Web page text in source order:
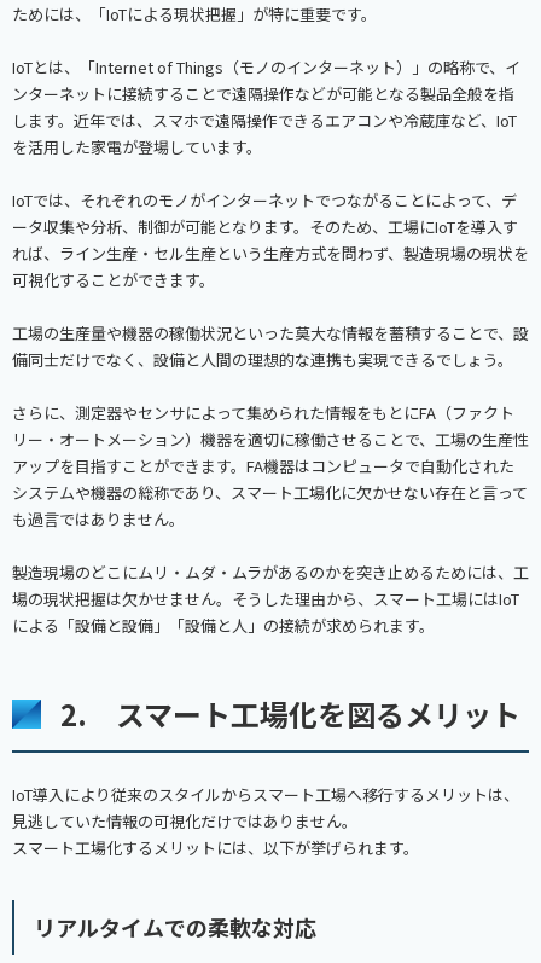
ためには、「IoTによる現状把握」が特に重要です。
IoTとは、「Internet of Things（モノのインターネット）」の略称で、イ
ンターネットに接続することで遠隔操作などが可能となる製品全般を指
します。近年では、スマホで遠隔操作できるエアコンや冷蔵庫など、IoT
を活用した家電が登場しています。
IoTでは、それぞれのモノがインターネットでつながることによって、デ
ータ収集や分析、制御が可能となります。そのため、工場にIoTを導入す
れば、ライン生産・セル生産という生産方式を問わず、製造現場の現状を
可視化することができます。
工場の生産量や機器の稼働状況といった莫大な情報を蓄積することで、設
備同士だけでなく、設備と人間の理想的な連携も実現できるでしょう。
さらに、測定器やセンサによって集められた情報をもとにFA（ファクト
リー・オートメーション）機器を適切に稼働させることで、工場の生産性
アップを目指すことができます。FA機器はコンピュータで自動化された
システムや機器の総称であり、スマート工場化に欠かせない存在と言って
も過言ではありません。
製造現場のどこにムリ・ムダ・ムラがあるのかを突き止めるためには、工
場の現状把握は欠かせません。そうした理由から、スマート工場にはIoT
による「設備と設備」「設備と人」の接続が求められます。
2. スマート工場化を図るメリット
IoT導入により従来のスタイルからスマート工場へ移行するメリットは、
見逃していた情報の可視化だけではありません。
スマート工場化するメリットには、以下が挙げられます。
リアルタイムでの柔軟な対応